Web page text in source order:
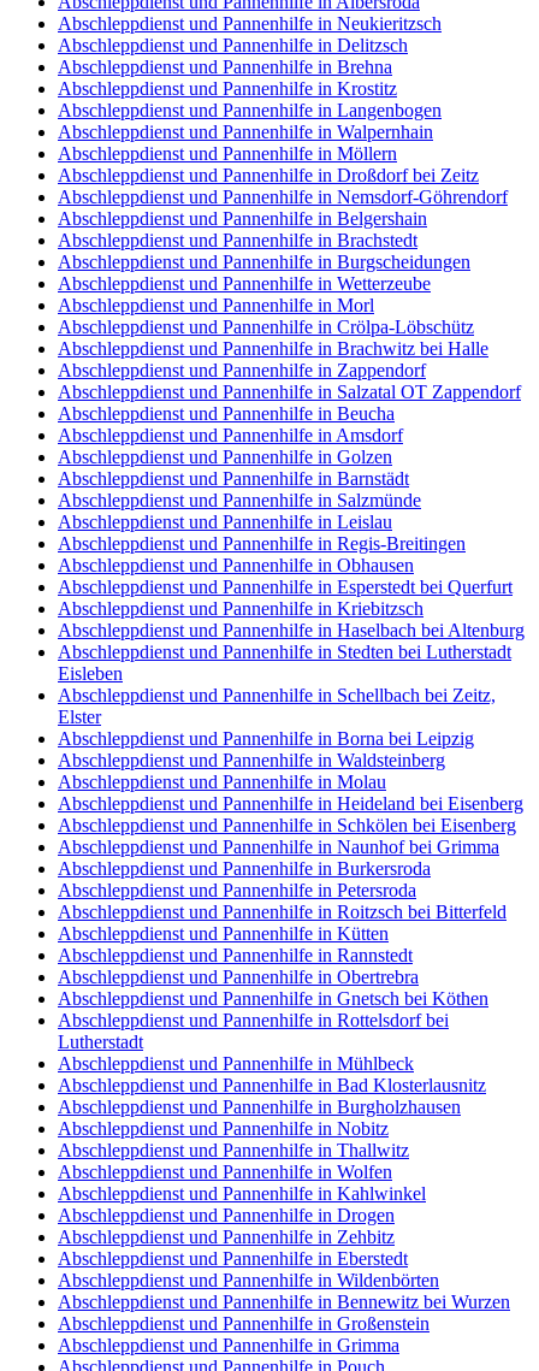
Abschleppdienst und Pannenhilfe in Neukieritzsch
Abschleppdienst und Pannenhilfe in Delitzsch
Abschleppdienst und Pannenhilfe in Brehna
Abschleppdienst und Pannenhilfe in Krostitz
Abschleppdienst und Pannenhilfe in Langenbogen
Abschleppdienst und Pannenhilfe in Walpernhain
Abschleppdienst und Pannenhilfe in Möllern
Abschleppdienst und Pannenhilfe in Droßdorf bei Zeitz
Abschleppdienst und Pannenhilfe in Nemsdorf-Göhrendorf
Abschleppdienst und Pannenhilfe in Belgershain
Abschleppdienst und Pannenhilfe in Brachstedt
Abschleppdienst und Pannenhilfe in Burgscheidungen
Abschleppdienst und Pannenhilfe in Wetterzeube
Abschleppdienst und Pannenhilfe in Morl
Abschleppdienst und Pannenhilfe in Crölpa-Löbschütz
Abschleppdienst und Pannenhilfe in Brachwitz bei Halle
Abschleppdienst und Pannenhilfe in Zappendorf
Abschleppdienst und Pannenhilfe in Salzatal OT Zappendorf
Abschleppdienst und Pannenhilfe in Beucha
Abschleppdienst und Pannenhilfe in Amsdorf
Abschleppdienst und Pannenhilfe in Golzen
Abschleppdienst und Pannenhilfe in Barnstädt
Abschleppdienst und Pannenhilfe in Salzmünde
Abschleppdienst und Pannenhilfe in Leislau
Abschleppdienst und Pannenhilfe in Regis-Breitingen
Abschleppdienst und Pannenhilfe in Obhausen
Abschleppdienst und Pannenhilfe in Esperstedt bei Querfurt
Abschleppdienst und Pannenhilfe in Kriebitzsch
Abschleppdienst und Pannenhilfe in Haselbach bei Altenburg
Abschleppdienst und Pannenhilfe in Stedten bei Lutherstadt
Eisleben
Abschleppdienst und Pannenhilfe in Schellbach bei Zeitz,
Elster
Abschleppdienst und Pannenhilfe in Borna bei Leipzig
Abschleppdienst und Pannenhilfe in Waldsteinberg
Abschleppdienst und Pannenhilfe in Molau
Abschleppdienst und Pannenhilfe in Heideland bei Eisenberg
Abschleppdienst und Pannenhilfe in Schkölen bei Eisenberg
Abschleppdienst und Pannenhilfe in Naunhof bei Grimma
Abschleppdienst und Pannenhilfe in Burkersroda
Abschleppdienst und Pannenhilfe in Petersroda
Abschleppdienst und Pannenhilfe in Roitzsch bei Bitterfeld
Abschleppdienst und Pannenhilfe in Kütten
Abschleppdienst und Pannenhilfe in Rannstedt
Abschleppdienst und Pannenhilfe in Obertrebra
Abschleppdienst und Pannenhilfe in Gnetsch bei Köthen
Abschleppdienst und Pannenhilfe in Rottelsdorf bei
Lutherstadt
Abschleppdienst und Pannenhilfe in Mühlbeck
Abschleppdienst und Pannenhilfe in Bad Klosterlausnitz
Abschleppdienst und Pannenhilfe in Burgholzhausen
Abschleppdienst und Pannenhilfe in Nobitz
Abschleppdienst und Pannenhilfe in Thallwitz
Abschleppdienst und Pannenhilfe in Wolfen
Abschleppdienst und Pannenhilfe in Kahlwinkel
Abschleppdienst und Pannenhilfe in Drogen
Abschleppdienst und Pannenhilfe in Zehbitz
Abschleppdienst und Pannenhilfe in Eberstedt
Abschleppdienst und Pannenhilfe in Wildenbörten
Abschleppdienst und Pannenhilfe in Bennewitz bei Wurzen
Abschleppdienst und Pannenhilfe in Großenstein
Abschleppdienst und Pannenhilfe in Grimma
Abschleppdienst und Pannenhilfe in Pouch